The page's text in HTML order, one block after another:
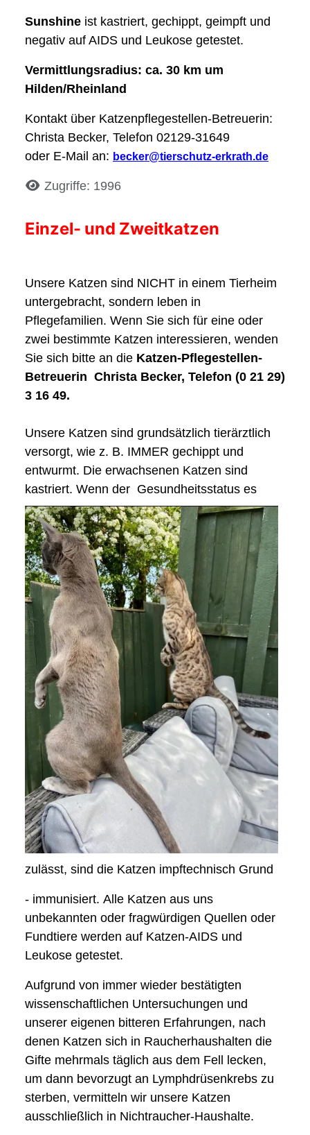
Sunshine ist kastriert, gechippt, geimpft und
negativ auf AIDS und Leukose getestet.
Vermittlungsradius: ca. 30 km um
Hilden/Rheinland
Kontakt über Katzenpflegestellen-Betreuerin:
Christa Becker, Telefon 02129-31649
oder E-Mail an: becker@tierschutz-erkrath.de
DetailsZugriffe: 1996
Einzel- und Zweitkatzen
Unsere Katzen sind NICHT in einem Tierheim
untergebracht, sondern leben in
Pflegefamilien. Wenn Sie sich für eine oder
zwei bestimmte Katzen interessieren, wenden
Sie sich bitte an die Katzen-Pflegestellen-
Betreuerin Christa Becker, Telefon (0 21 29)
3 16 49.
Unsere Katzen sind grundsätzlich tierärztlich
versorgt, wie z. B. IMMER gechippt und
entwurmt. Die erwachsenen Katzen sind
kastriert. Wenn der Gesundheitsstatus es
zulässt, sind die Katzen impftechnisch Grund
- immunisiert. Alle Katzen aus uns
unbekannten oder fragwürdigen Quellen oder
Fundtiere werden auf Katzen-AIDS und
Leukose getestet.
Aufgrund von immer wieder bestätigten
wissenschaftlichen Untersuchungen und
unserer eigenen bitteren Erfahrungen, nach
denen Katzen sich in Raucherhaushalten die
Gifte mehrmals täglich aus dem Fell lecken,
um dann bevorzugt an Lymphdrüsenkrebs zu
sterben, vermitteln wir unsere Katzen
ausschließlich in Nichtraucher-Haushalte.